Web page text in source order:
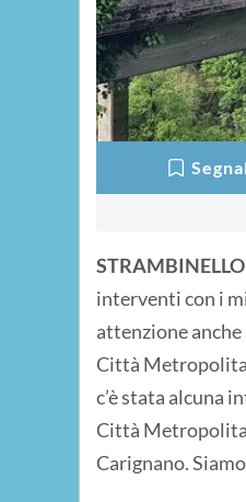
STRAMBINELLO
interventi con i
attenzione
Città
c’è stata alcuna
Città
Carignano.